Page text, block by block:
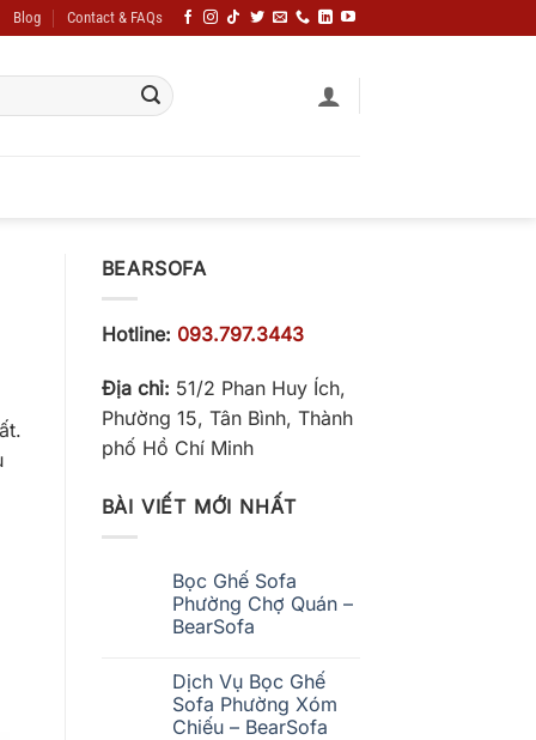
Blog Contact & FAQs
BEARSOFA
Hotline: 093.797.3443
Địa chỉ: 51/2 Phan Huy Ích,
Phường 15, Tân Bình, Thành
phố Hồ Chí Minh
BÀI VIẾT MỚI NHẤT
Bọc Ghế Sofa
Phường Chợ Quán –
BearSofa
bình
luận
ở
Bọc
Dịch Vụ Bọc Ghế
Sofa Phường Xóm
Chiếu – BearSofa